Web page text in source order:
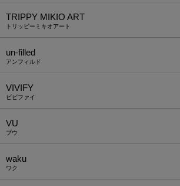
TRIPPY MIKIO ART
トリッピーミキオアート
un-filled
アンフィルド
VIVIFY
ビビファイ
VU
ブウ
waku
ワク